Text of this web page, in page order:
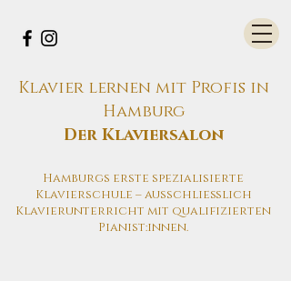
Klavier lernen mit Profis in
Hamburg
Der Klaviersalon
Hamburgs erste spezialisierte
Klavierschule – ausschließlich
Klavierunterricht mit qualifizierten
Pianist:innen.